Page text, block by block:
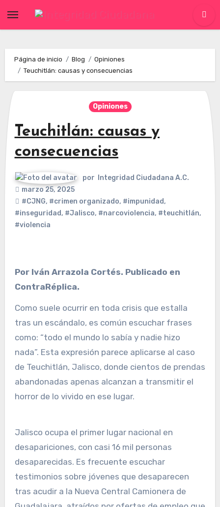
Página de inicio Blog
Opiniones
Teuchitlán: causas y consecuencias
Opiniones
Teuchitlán: causas y
consecuencias
por
Integridad Ciudadana A.C.
marzo 25, 2025
#CJNG, #crimen organizado, #impunidad,
#inseguridad, #Jalisco, #narcoviolencia, #teuchitlán,
#violencia
Por Iván Arrazola Cortés. Publicado en
ContraRéplica.
Como suele ocurrir en toda crisis que estalla
tras un escándalo, es común escuchar frases
como: “todo el mundo lo sabía y nadie hizo
nada”. Esta expresión parece aplicarse al caso
de Teuchitlán, Jalisco, donde cientos de prendas
abandonadas apenas alcanzan a transmitir el
horror de lo vivido en ese lugar.
Jalisco ocupa el primer lugar nacional en
desapariciones, con casi 16 mil personas
desaparecidas. Es frecuente escuchar
testimonios sobre jóvenes que desaparecen
tras acudir a la Nueva Central Camionera de